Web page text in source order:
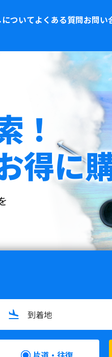
ついてよくある質問お問い
！
得に